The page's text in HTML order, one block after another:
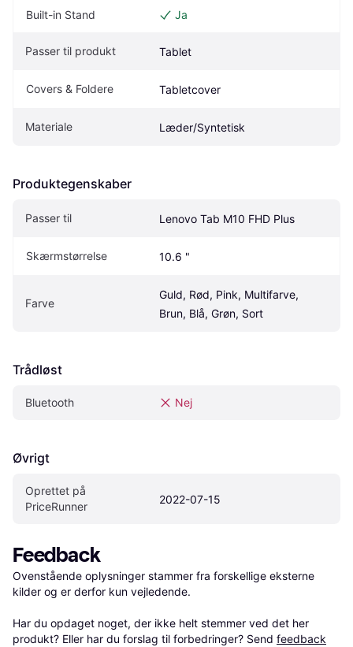
Built-in Stand Ja
Passer til produkt Tablet
Covers & Foldere Tabletcover
Materiale Læder/Syntetisk
Produktegenskaber
Passer til Lenovo Tab M10 FHD Plus
Skærmstørrelse 10.6 "
Farve
Guld, Rød, Pink, Multifarve,
Brun, Blå, Grøn, Sort
Trådløst
Bluetooth Nej
Øvrigt
Oprettet på
PriceRunner
2022-07-15
Feedback
Ovenstående oplysninger stammer fra forskellige eksterne
kilder og er derfor kun vejledende.
Har du opdaget noget, der ikke helt stemmer ved det her
produkt? Eller har du forslag til forbedringer? Send feedback